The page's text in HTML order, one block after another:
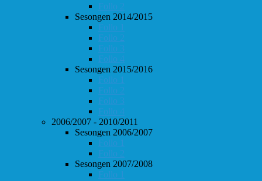
Follo 2
Sesongen 2014/2015
Follo 1
Follo 2
Follo 3
Follo 4
Sesongen 2015/2016
Follo 1
Follo 2
Follo 3
Follo 4
2006/2007 - 2010/2011
Sesongen 2006/2007
Follo 1
Follo 2
Sesongen 2007/2008
Follo 1